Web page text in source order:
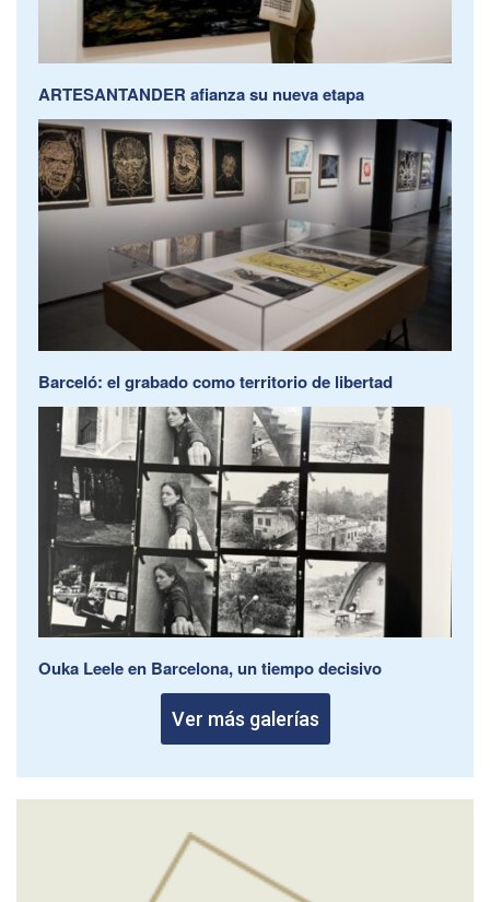
ARTESANTANDER afianza su nueva etapa
Barceló: el grabado como territorio de libertad
Ouka Leele en Barcelona, un tiempo decisivo
Ver más galerías